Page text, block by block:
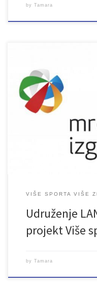
by Tamara
VIŠE SPORTA VIŠE
Udruženje
projekt Više
by Tamara